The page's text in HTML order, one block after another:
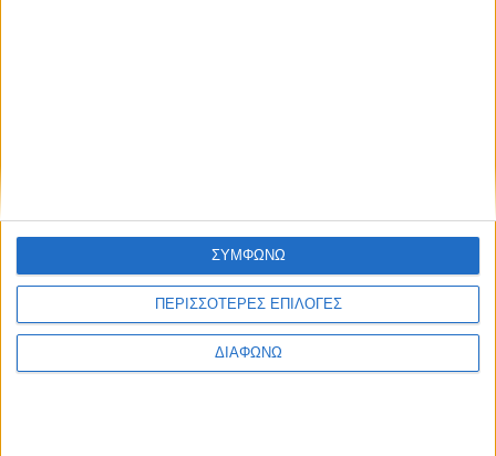
ΠΕΡΙΣΣΟΤΕΡΕΣ ΕΠΙΛΟΓΕΣ
ΔΙΑΦΩΝΩ
ΣΥΜΦΩΝΩ
Φυτικά Εναλλακτικά
Gourmet: θρέψη και
απόλαυση σε κάθε
γεύμα!